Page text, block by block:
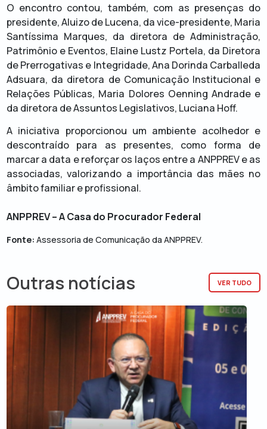
O encontro contou, também, com as presenças do
presidente, Aluizo de Lucena, da vice-presidente, Maria
Santíssima Marques, da diretora de Administração,
Patrimônio e Eventos, Elaine Lustz Portela, da Diretora
de Prerrogativas e Integridade, Ana Dorinda Carballeda
Adsuara, da diretora de Comunicação Institucional e
Relações Públicas, Maria Dolores Oenning Andrade e
da diretora de Assuntos Legislativos, Luciana Hoff.
A iniciativa proporcionou um ambiente acolhedor e
descontraído para as presentes, como forma de
marcar a data e reforçar os laços entre a ANPPREV e as
associadas, valorizando a importância das mães no
âmbito familiar e profissional.
ANPPREV – A Casa do Procurador Federal
Fonte: Assessoria de Comunicação da ANPPREV.
Outras notícias VER TUDO